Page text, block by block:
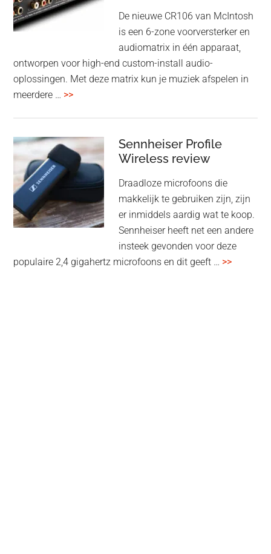
De nieuwe CR106 van McIntosh
is een 6-zone voorversterker en
audiomatrix in één apparaat,
ontworpen voor high-end custom-install audio-
oplossingen. Met deze matrix kun je muziek afspelen in
meerdere … >>overMcIntosh
audiomatrix
voor
high-
end
multiroom
Sennheiser Profile
Wireless review
Draadloze microfoons die
makkelijk te gebruiken zijn, zijn
er inmiddels aardig wat te koop.
Sennheiser heeft net een andere
insteek gevonden voor deze
populaire 2,4 gigahertz microfoons en dit geeft … >>